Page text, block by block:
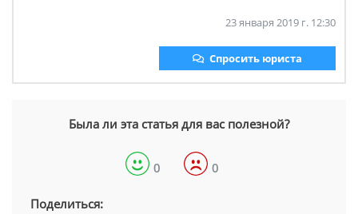
23 января 2019 г. 12:30
Спросить юриста
Была ли эта статья для вас полезной?
0 0
Поделиться: